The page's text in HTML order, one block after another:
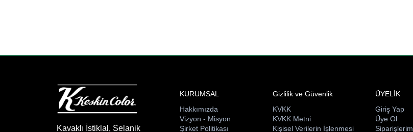
Kavaklı İstiklal, Selanik
KURUMSAL
Hakkımızda
Vizyon - Misyon
Şirket Politikası
Gizlilik ve Güvenlik
KVKK
KVKK Metni
Kişisel Verilerin İşlenmesi
ÜYELİK
Giriş Yap
Üye Ol
Siparişlerim